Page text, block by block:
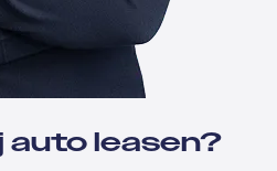
auto leasen?